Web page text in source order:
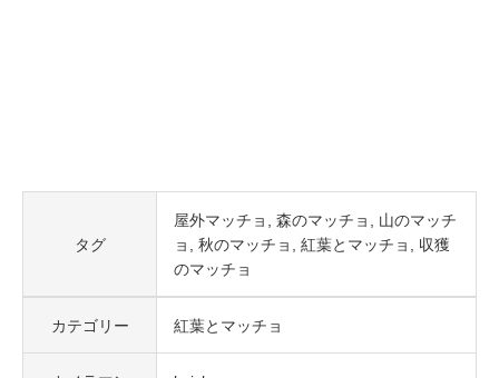
タグ
屋外マッチョ 森のマッチョ
山のマッチ
ョ
秋のマッチョ 紅葉とマッチョ
収獲
のマッチョ
カテゴリー 紅葉とマッチョ